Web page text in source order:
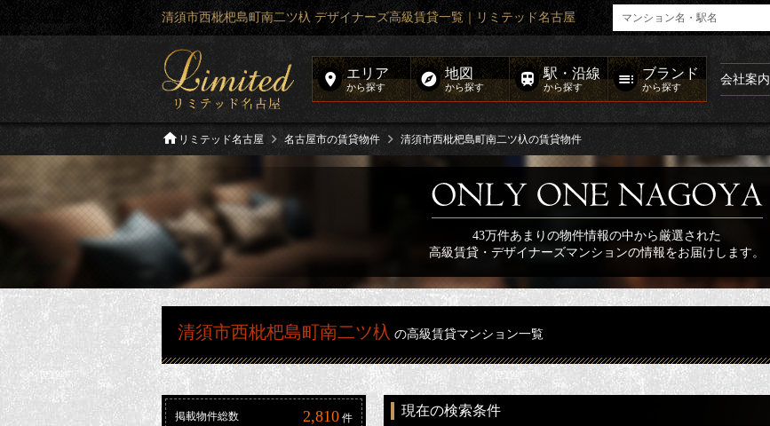
清須市西枇杷島町南二ツ杁 デザイナーズ高級賃貸一覧｜リミテッド名古屋
エリア
から探す
地図
から探す
駅・沿線
から探す
ブランド
から探す
会社案内
リミテッド名古屋 名古屋市の賃貸物件 清須市西枇杷島町南二ツ杁の賃貸物件
43万件あまりの物件情報の中から厳選された
高級賃貸・デザイナーズマンションの情報をお届けします。
清須市西枇杷島町南二ツ杁 の高級賃貸マンション一覧
掲載物件総数 2,810 件
現在の検索条件